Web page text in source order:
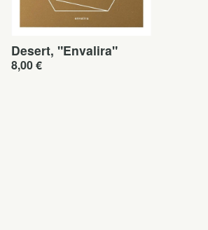
Desert, "Envalira"
8,00€